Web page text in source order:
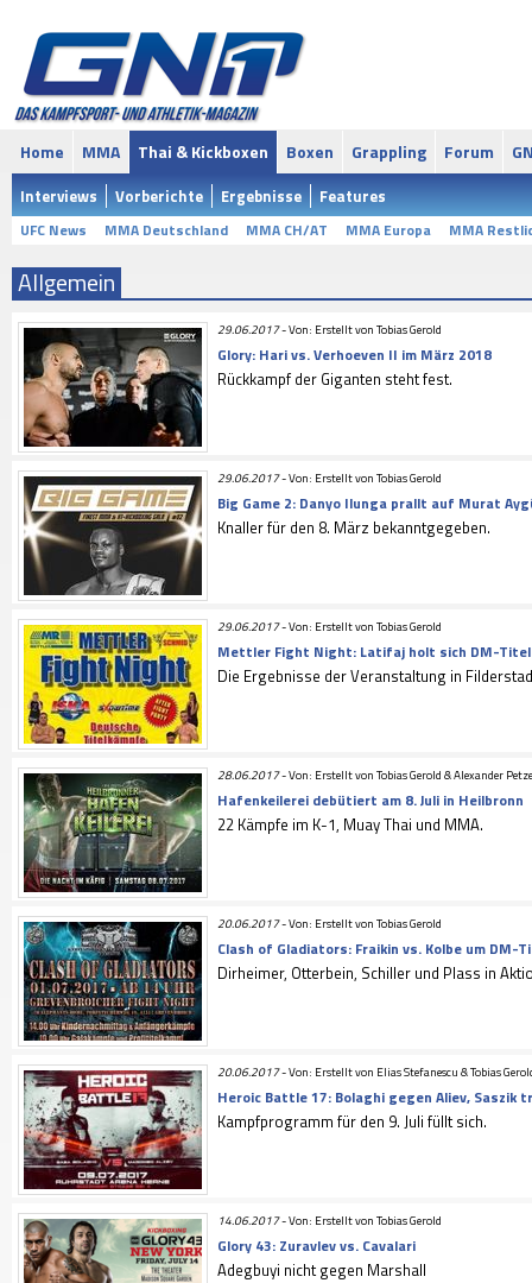
Home MMA Thai & Kickboxen
Interviews Vorberichte Ergebnisse Features
Boxen Grappling Forum
UFC News MMA Deutschland MMA CH/AT MMA Europa MMA
Allgemein
29.06.2017-Von: Erstellt von Tobias Gerold
Glory: Hari vs. Verhoeven II im März 2018
Rückkampf der Giganten steht fest.
29.06.2017-Von: Erstellt von Tobias Gerold
Big Game 2: Danyo Ilunga prallt auf Murat
Knaller für den 8. März bekanntgegeben.
29.06.2017-Von: Erstellt von Tobias Gerold
Mettler Fight Night: Latifaj holt sich DM-Titel
Die Ergebnisse der Veranstaltung in
28.06.2017-Von: Erstellt von Tobias Gerold & Alexander
Hafenkeilerei debütiert am 8. Juli in Heilbronn
22 Kämpfe im K-1, Muay Thai und MMA.
20.06.2017-Von: Erstellt von Tobias Gerold
Clash of Gladiators: Fraikin vs. Kolbe um DM-
Dirheimer, Otterbein, Schiller und Plass in
20.06.2017-Von: Erstellt von Elias Stefanescu & Tobias
Heroic Battle 17: Bolaghi gegen Aliev,
Kampfprogramm für den 9. Juli füllt sich.
14.06.2017-Von: Erstellt von Tobias Gerold
Glory 43: Zuravlev vs. Cavalari
Adegbuyi nicht gegen Marshall